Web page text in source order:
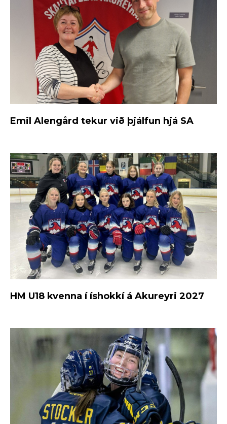
Emil Alengård tekur við þjálfun hjá SA
HM U18 kvenna í íshokkí á Akureyri 2027